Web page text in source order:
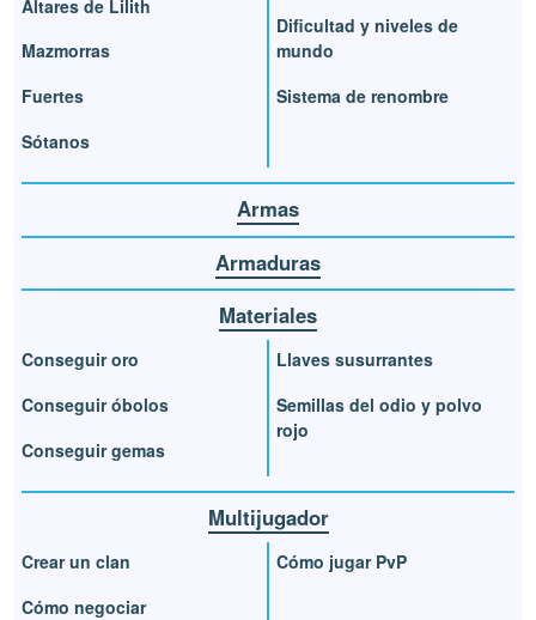
Altares de Lilith
Mazmorras
Fuertes
Sótanos
Dificultad y niveles de
mundo
Sistema de renombre
Armas
Armaduras
Materiales
Conseguir oro
Conseguir óbolos
Conseguir gemas
Llaves susurrantes
Semillas del odio y polvo
rojo
Multijugador
Crear un clan
Cómo negociar
Cómo jugar PvP